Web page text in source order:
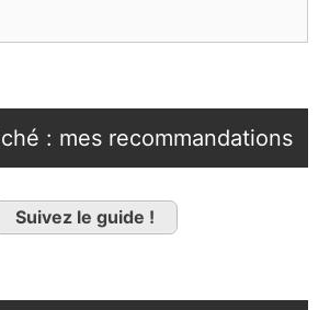
: mes recommandations
Suivez le guide !